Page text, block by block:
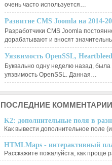
очень часто используется…
Развитие CMS Joomla на 2014-
Разработчики CMS Joomla
дорабатывают и вносят
Уязвимость OpenSSL,
Буквально одну неделю назад,
уязвимость OpenSSL. Данная…
ПОСЛЕДНИЕ КОММЕНТАРИИ
K2: дополнительные поля в
Как вывести дополнительное поле
HTMLMaps - интерактивный
Расскажите пожалуйста, как проще